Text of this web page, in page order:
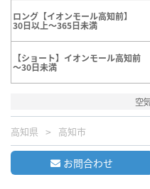
ロング【イオンモール高知前】
30日以上～365日未満
【ショート】イオンモール高知前
～30日未満
空
高知県 高知市
お問合わせ